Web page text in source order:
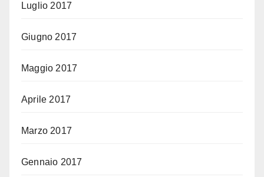
Luglio 2017
Giugno 2017
Maggio 2017
Aprile 2017
Marzo 2017
Gennaio 2017